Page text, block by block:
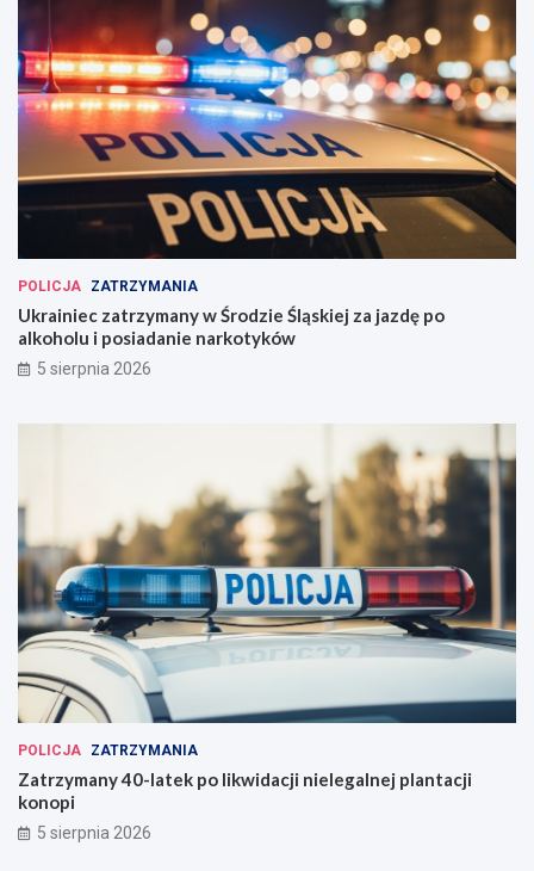
POLICJA ZATRZYMANIA
Ukrainiec zatrzymany w Środzie Śląskiej za jazdę po
alkoholu i posiadanie narkotyków
5 sierpnia 2026
POLICJA ZATRZYMANIA
Zatrzymany 40-latek po likwidacji nielegalnej plantacji
konopi
5 sierpnia 2026